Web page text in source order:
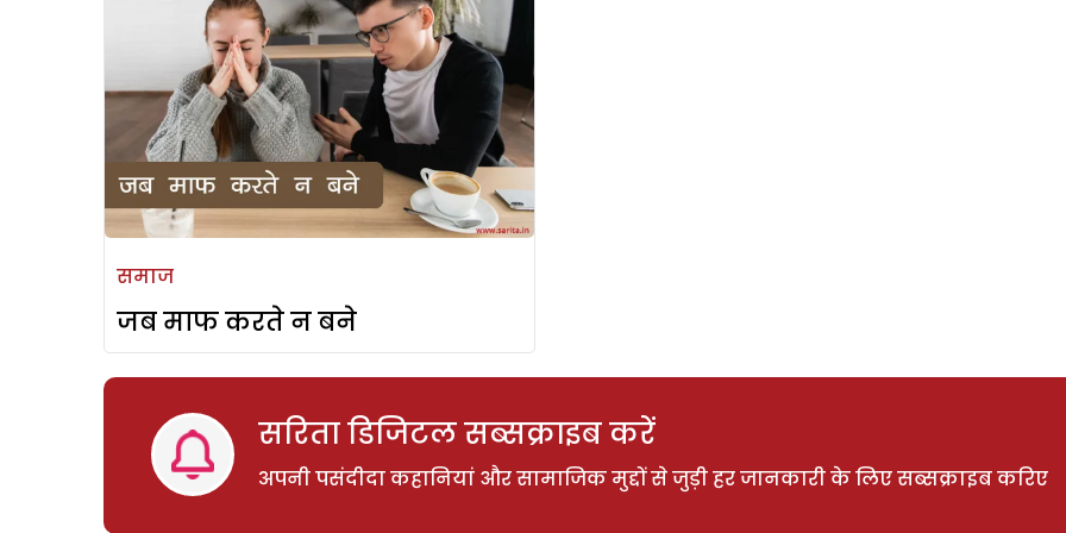
समाज
जब माफ करते न बने
सरिता डिजिटल सब्सक्राइब करें
अपनी पसंदीदा कहानियां और सामाजिक मुद्दों से जुड़ी हर जानकारी के लिए सब्सक्राइब करिए